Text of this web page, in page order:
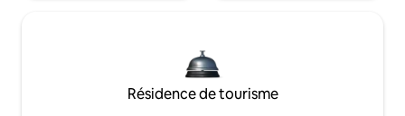
Résidence de tourisme